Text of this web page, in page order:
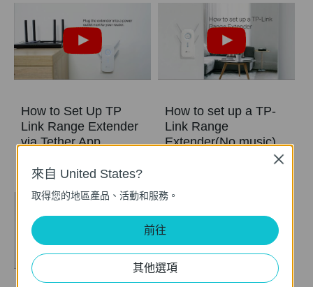
How to Set Up TP
Link Range Extender
via Tether App
How to set up a TP-
Link Range
Extender(No music)
來自 United States?
取得您的地區產品、活動和服務。
前往
其他選項
Close